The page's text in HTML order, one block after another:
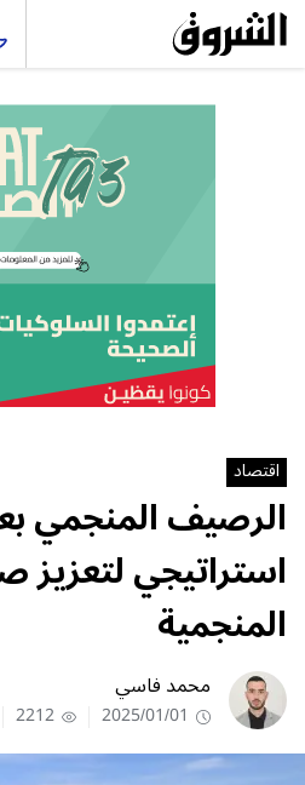
اقتصاد
الرصيف المنجمي
استراتيجي لتعزيز
المنجمية
محمد فاسي
2025/01/01
2212